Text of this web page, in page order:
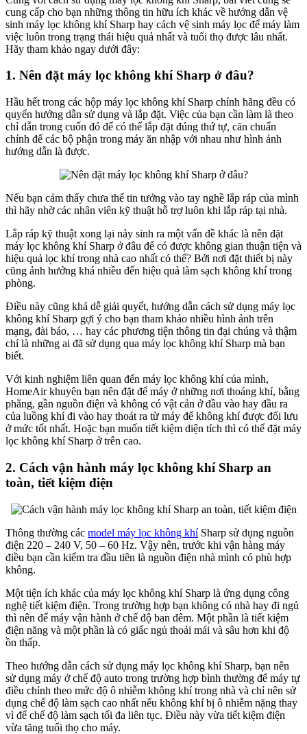
cung cấp cho bạn những thông tin hữu ích khác về hướng dẫn vệ
sinh máy lọc không khí Sharp hay cách vệ sinh máy lọc để máy làm
việc luôn trong trạng thái hiệu quả nhất và tuổi thọ được lâu nhất.
Hãy tham khảo ngay dưới đây:
1. Nên đặt máy lọc không khí Sharp ở đâu?
Hầu hết trong các hộp máy lọc không khí Sharp chính hãng đều có
quyển hướng dẫn sử dụng và lắp đặt. Việc của bạn cần làm là theo
chỉ dẫn trong cuốn đó để có thể lắp đặt đúng thứ tự, căn chuẩn
chỉnh để các bộ phận trong máy ăn nhập với nhau như hình ảnh
hướng dẫn là được.
Nếu bạn cảm thấy chưa thể tin tưởng vào tay nghề lắp ráp của mình
thì hãy nhờ các nhân viên kỹ thuật hỗ trợ luôn khi lắp ráp tại nhà.
Lắp ráp kỹ thuật xong lại nảy sinh ra một vấn đề khác là nên đặt
máy lọc không khí Sharp ở đâu để có được không gian thuận tiện và
hiệu quả lọc khí trong nhà cao nhất có thể? Bởi nơi đặt thiết bị này
cũng ảnh hưởng khá nhiều đến hiệu quả làm sạch không khí trong
phòng.
Điều này cũng khá dễ giải quyết, hướng dẫn cách sử dụng máy lọc
không khí Sharp gợi ý cho bạn tham khảo nhiều hình ảnh trên
mạng, đài báo, … hay các phương tiện thông tin đại chúng và thậm
chí là những ai đã sử dụng qua máy lọc không khí Sharp mà bạn
biết.
Với kinh nghiệm liên quan đến máy lọc không khí của mình,
HomeAir khuyên bạn nên đặt để máy ở những nơi thoáng khí, bằng
phẳng, gần nguồn điện và không có vật cản ở đầu vào hay đầu ra
của luồng khí đi vào hay thoát ra từ máy để không khí được đối lưu
ở mức tốt nhất. Hoặc bạn muốn tiết kiệm diện tích thì có thể đặt máy
lọc không khí Sharp ở trên cao.
2. Cách vận hành máy lọc không khí Sharp an
toàn, tiết kiệm điện
Thông thường các model máy lọc không khíSharp sử dụng nguồn
điện 220 – 240 V, 50 – 60 Hz. Vậy nên, trước khi vận hàng máy
điều bạn cần kiểm tra đầu tiên là nguồn điện nhà mình có phù hợp
không.
Một tiện ích khác của máy lọc không khí Sharp là ứng dụng công
nghệ tiết kiệm điện. Trong trường hợp bạn không có nhà hay đi ngủ
thì nên để máy vận hành ở chế độ ban đêm. Một phần là tiết kiệm
điện năng và một phần là có giấc ngủ thoải mái và sâu hơn khi độ
ồn thấp.
Theo hướng dẫn cách sử dụng máy lọc không khí Sharp, bạn nên
sử dụng máy ở chế độ auto trong trường hợp bình thường để máy tự
điều chỉnh theo mức độ ô nhiễm không khí trong nhà và chỉ nên sử
dụng chế độ làm sạch cao nhất nếu không khí bị ô nhiễm nặng thay
vì để chế độ làm sạch tối đa liên tục. Điều này vừa tiết kiệm điện
vừa tăng tuổi thọ cho máy.